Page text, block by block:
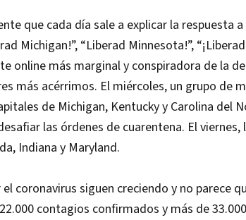
que cada día sale a explicar la respuesta
Michigan!”, “Liberad Minnesota!”,
online más marginal y conspiradora de la
más acérrimos. El miércoles, un grupo de
de Michigan, Kentucky y Carolina del
las órdenes de cuarentena. El viernes,
Indiana y Maryland.
coronavirus siguen creciendo y no parece
contagios confirmados y más de